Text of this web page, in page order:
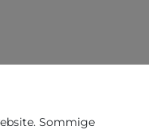
Sommige